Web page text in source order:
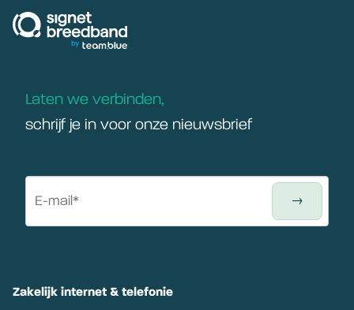
Laten we verbinden,
schrijf je in voor onze nieuwsbrief
Zakelijk internet & telefonie